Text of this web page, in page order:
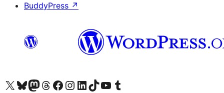
BuddyPress ↗
Visit our X (formerly Twitter) account
Visit our Bluesky account
Visit our Mastodon account
Visit our Threads account
Visit our Facebook page
Visit our Instagram account
Visit our LinkedIn account
Visit our TikTok account
Visit our YouTube channel
Visit our Tumblr account